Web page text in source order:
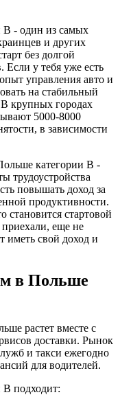
B - один из самых
и других
без долгой
у тебя уже есть
управления авто и
на стабильный
крупных городах
5000-8000
в зависимости
категории B -
трудоустройства
повышать доход за
продуктивности.
становится стартовой
приехали, еще не
иметь свой доход и
в Польше
растет вместе с
доставки. Рынок
и такси ежегодно
для водителей.
B подходит: